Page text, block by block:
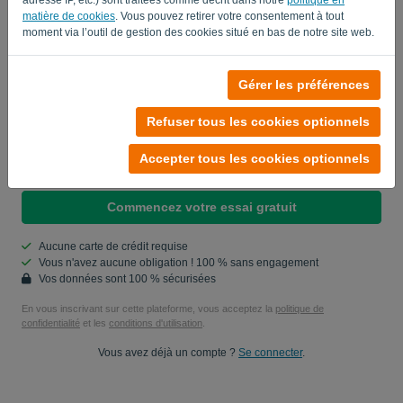
matière de cookies . Vous pouvez retirer votre consentement à tout
moment via l’outil de gestion des cookies situé en bas de notre site web.
Gérer les préférences
Refuser tous les cookies optionnels
Accepter tous les cookies optionnels
Mot de passe
Oui, vous pouvez m'envoyer des mises à jour produit..
Oui, vous pouvez m'envoyer des mises à jour marketing.
Commencez votre essai gratuit
Aucune carte de crédit requise
Vous n'avez aucune obligation ! 100 % sans engagement
Vos données sont 100 % sécurisées
En vous inscrivant sur cette plateforme, vous acceptez la politique de
confidentialité et les conditions d'utilisation
Vous avez déjà un compte ? Se connecter.